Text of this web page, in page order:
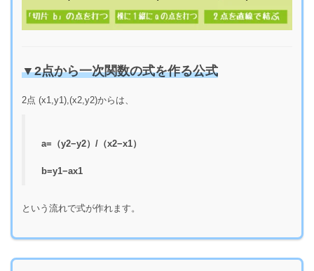
▼2点から一次関数の式を作る公式
2点(x1,y1),(x2,y2)からは、
a=（y2−y2）/（x2−x1）
b=y1−ax1
という流れで式が作れます。